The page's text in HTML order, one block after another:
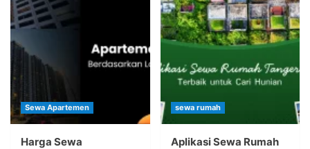
Sewa Apartemen
Harga Sewa
sewa rumah
Aplikasi Sewa Rumah